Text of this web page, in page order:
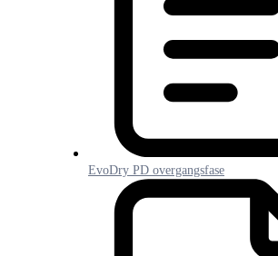
EvoDry PD overgangsfase